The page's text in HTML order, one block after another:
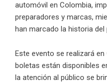
automóvil en Colombia,
preparadores y marcas,
han marcado la historia del
Este evento se realizará en
boletas están disponibles
la atención al público se